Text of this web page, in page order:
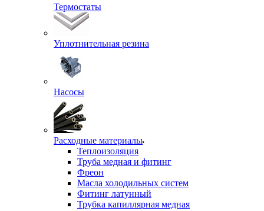
Термостаты
Уплотнительная резина
Насосы
Расходные материалы
Теплоизоляция
Труба медная и фитинг
Фреон
Масла холодильных систем
Фитинг латунный
Трубка капиллярная медная